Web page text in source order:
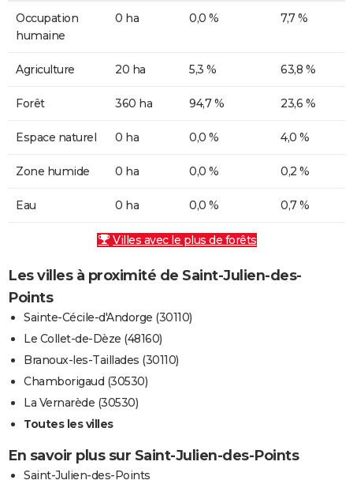
Occupation
humaine
0 ha 0,0 % 7,7 %
Agriculture 20 ha 5,3 % 63,8 %
Forêt 360 ha 94,7 % 23,6 %
Espace naturel 0 ha 0,0 % 4,0 %
Zone humide 0 ha 0,0 % 0,2 %
Eau 0 ha 0,0 % 0,7 %
Villes avec le plus de forêts
Les villes à proximité de Saint-Julien-des-
Points
Sainte-Cécile-d'Andorge (30110)
Le Collet-de-Dèze (48160)
Branoux-les-Taillades (30110)
Chamborigaud (30530)
La Vernarède (30530)
Toutes les villes
En savoir plus sur Saint-Julien-des-Points
Saint-Julien-des-Points